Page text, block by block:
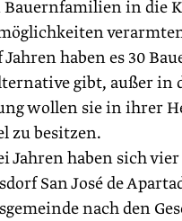
in die
haben es 30
gibt, außer in
wollen sie in ihrer
zu besitzen.
Jahren haben sich
San José de
nach den